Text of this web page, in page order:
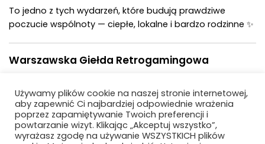
To jedno z tych wydarzeń, które budują prawdziwe
poczucie wspólnoty — ciepłe, lokalne i bardzo rodzinne ✨
Warszawska Giełda Retrogamingowa
Używamy plików cookie na naszej stronie internetowej,
aby zapewnić Ci najbardziej odpowiednie wrażenia
poprzez zapamiętywanie Twoich preferencji i
powtarzanie wizyt. Klikając „Akceptuj wszystko”,
wyrażasz zgodę na używanie WSZYSTKICH plików